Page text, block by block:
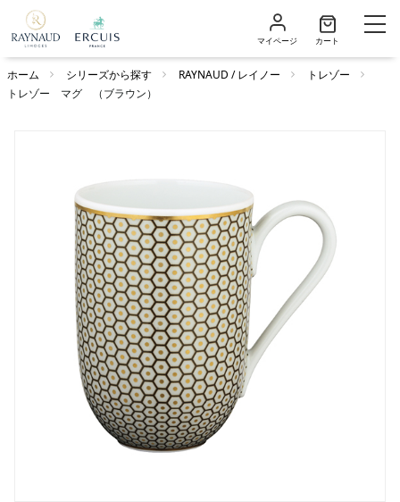
マイページ カート
ホーム シリーズから探す RAYNAUD / レイノー
トレゾー
トレゾー マグ （ブラウン）